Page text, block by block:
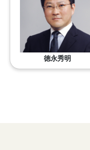
徳永秀明